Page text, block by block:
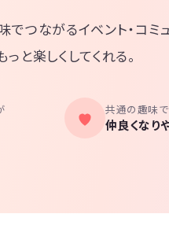
つながるイベント・コミュ
と楽しくしてくれる。
共通の趣味
仲良くなり